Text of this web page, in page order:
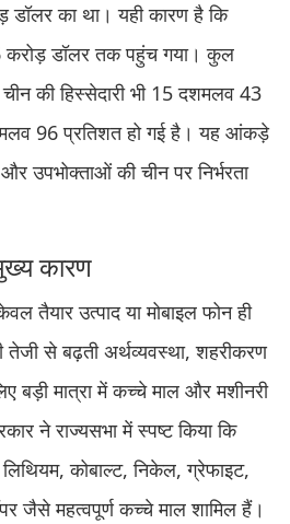
का था। यही कारण है कि
करोड़ डॉलर तक पहुंच गया। कुल
की हिस्सेदारी भी 15 दशमलव 43
96 प्रतिशत हो गई है। यह आंकड़े
और उपभोक्ताओं की चीन पर निर्भरता
कारण
तैयार उत्पाद या मोबाइल फोन ही
तेजी से बढ़ती अर्थव्यवस्था, शहरीकरण
बड़ी मात्रा में कच्चे माल और मशीनरी
ने राज्यसभा में स्पष्ट किया कि
कोबाल्ट, निकेल, ग्रेफाइट,
जैसे महत्वपूर्ण कच्चे माल शामिल हैं।